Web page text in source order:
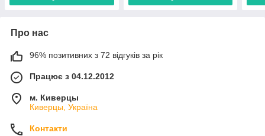
Про нас
96% позитивних з 72 відгуків за рік
Працює з 04.12.2012
м. Киверцы
Киверцы, Україна
Контакти